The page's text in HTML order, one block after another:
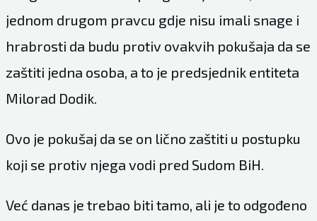
jednom drugom pravcu gdje nisu imali snage i
hrabrosti da budu protiv ovakvih pokušaja da se
zaštiti jedna osoba, a to je predsjednik entiteta
Milorad Dodik.
Ovo je pokušaj da se on lično zaštiti u postupku
koji se protiv njega vodi pred Sudom BiH.
Već danas je trebao biti tamo, ali je to odgođeno